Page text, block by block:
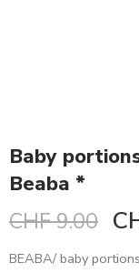
Baby
Beaba *
CHF9.00
BEABA/ baby